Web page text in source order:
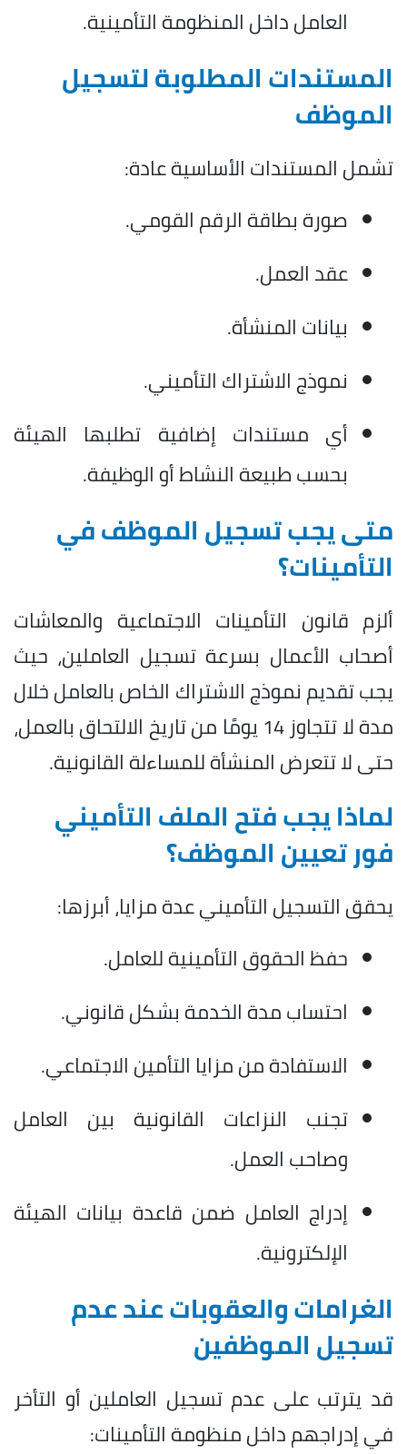
العامل داخل المنظومة التأمينية.
المستندات المطلوبة لتسجيل
الموظف
تشمل المستندات الأساسية عادة:
صورة بطاقة الرقم القومي.
عقد العمل.
بيانات المنشأة.
نموذج الاشتراك التأميني.
أي مستندات إضافية تطلبها الهيئة
بحسب طبيعة النشاط أو الوظيفة.
متى يجب تسجيل الموظف في
التأمينات؟
ألزم قانون التأمينات الاجتماعية والمعاشات
أصحاب الأعمال بسرعة تسجيل العاملين، حيث
يجب تقديم نموذج الاشتراك الخاص بالعامل خلال
مدة لا تتجاوز 14 يومًا من تاريخ الالتحاق بالعمل،
حتى لا تتعرض المنشأة للمساءلة القانونية.
لماذا يجب فتح الملف التأميني
فور تعيين الموظف؟
يحقق التسجيل التأميني عدة مزايا، أبرزها:
حفظ الحقوق التأمينية للعامل.
احتساب مدة الخدمة بشكل قانوني.
الاستفادة من مزايا التأمين الاجتماعي.
تجنب النزاعات القانونية بين العامل
وصاحب العمل.
إدراج العامل ضمن قاعدة بيانات الهيئة
الإلكترونية.
الغرامات والعقوبات عند عدم
تسجيل الموظفين
قد يترتب على عدم تسجيل العاملين أو التأخر
في إدراجهم داخل منظومة التأمينات: